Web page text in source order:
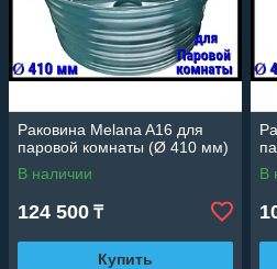
Раковина Melana A16 для
паровой комнаты (Ø 410 мм)
В наличии
124 500 ₸
Купить
В